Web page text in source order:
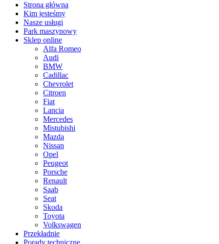
Strona główna
Kim jesteśmy
Nasze usługi
Park maszynowy
Sklep online
Alfa Romeo
Audi
BMW
Cadillac
Chevrolet
Citroen
Fiat
Lancia
Mercedes
Mistubishi
Mazda
Nissan
Opel
Peugeot
Porsche
Renault
Saab
Seat
Skoda
Toyota
Volkswagen
Przekładnie